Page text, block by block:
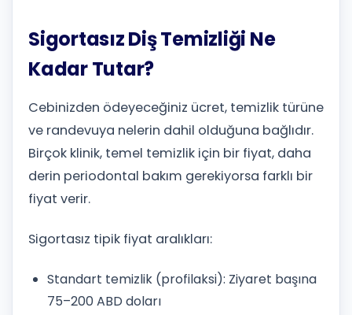
Sigortasız Diş Temizliği Ne
Kadar Tutar?
Cebinizden ödeyeceğiniz ücret, temizlik türüne
ve randevuya nelerin dahil olduğuna bağlıdır.
Birçok klinik, temel temizlik için bir fiyat, daha
derin periodontal bakım gerekiyorsa farklı bir
fiyat verir.
Sigortasız tipik fiyat aralıkları:
Standart temizlik (profilaksi): Ziyaret başına
75–200 ABD doları